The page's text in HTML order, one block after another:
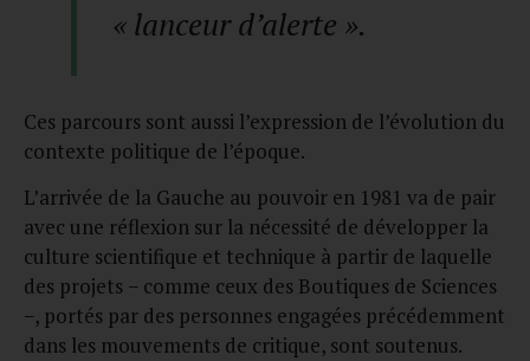
« lanceur d’alerte ».
Ces parcours sont aussi l’expression de l’évolution du
contexte politique de l’époque.
L’arrivée de la Gauche au pouvoir en 1981 va de pair
avec une réflexion sur la nécessité de développer la
culture scientifique et technique à partir de laquelle
des projets − comme ceux des Boutiques de Sciences
−, portés par des personnes engagées précédemment
dans les mouvements de critique, sont soutenus.